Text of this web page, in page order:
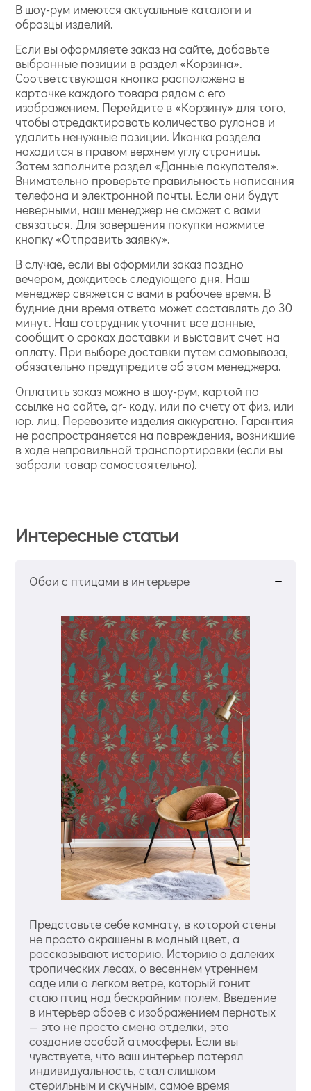
В шоу-рум имеются актуальные каталоги и
образцы изделий.
Если вы оформляете заказ на сайте, добавьте
выбранные позиции в раздел «Корзина».
Соответствующая кнопка расположена в
карточке каждого товара рядом с его
изображением. Перейдите в «Корзину» для того,
чтобы отредактировать количество рулонов и
удалить ненужные позиции. Иконка раздела
находится в правом верхнем углу страницы.
Затем заполните раздел «Данные покупателя».
Внимательно проверьте правильность написания
телефона и электронной почты. Если они будут
неверными, наш менеджер не сможет с вами
связаться. Для завершения покупки нажмите
кнопку «Отправить заявку».
В случае, если вы оформили заказ поздно
вечером, дождитесь следующего дня. Наш
менеджер свяжется с вами в рабочее время. В
будние дни время ответа может составлять до 30
минут. Наш сотрудник уточнит все данные,
сообщит о сроках доставки и выставит счет на
оплату. При выборе доставки путем самовывоза,
обязательно предупредите об этом менеджера.
Оплатить заказ можно в шоу-рум, картой по
ссылке на сайте, qr- коду, или по счету от физ, или
юр. лиц. Перевозите изделия аккуратно. Гарантия
не распространяется на повреждения, возникшие
в ходе неправильной транспортировки (если вы
забрали товар самостоятельно).
Интересные статьи
Обои с птицами в интерьере
Представьте себе комнату, в которой стены
не просто окрашены в модный цвет, а
рассказывают историю. Историю о далеких
тропических лесах, о весеннем утреннем
саде или о легком ветре, который гонит
стаю птиц над бескрайним полем. Введение
в интерьер обоев с изображением пернатых
— это не просто смена отделки, это
создание особой атмосферы. Если вы
чувствуете, что ваш интерьер потерял
индивидуальность, стал слишком
стерильным и скучным, самое время